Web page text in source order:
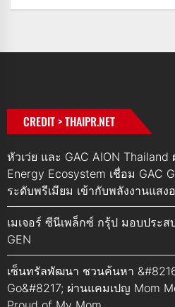
CREDIT > THAIPR.NET
หัวเว่ย และ GAC AION
Energy Ecosystem เชื่อม GAC
ระดับพรีเมียม เข้ากับพลังงานแส
เมเจอร์ ซีนีเพล็กซ์ กรุ้ป มอบประ
GEN
เซ็นทรัลพัฒนา ชวนค้นหา
Go&#8217; ผ่านแคมเปญ Mom